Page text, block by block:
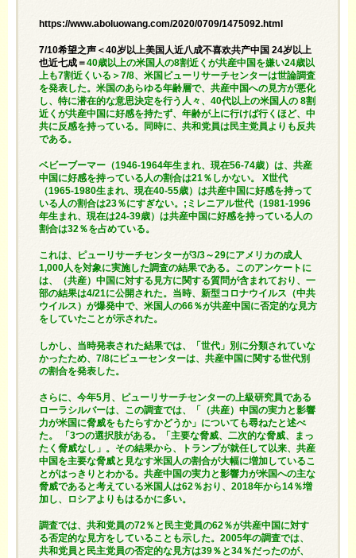
https://www.aboluowang.com/2020/0709/1475092.html
7/10希望之声＜40岁以上美国人近八成不喜欢共产中国 24岁以上
也近七成＝40歳以上の米国人の8割近くが共産中国を嫌い24歳以
上も7割近くいる＞7/8、米国ピューリサーチセンターは世論調査
を発表した。米国のあらゆる年齢層で、共産中国への見方が悪化
し、特に潜在的な意思決定を行う人々、40代以上の米国人の 8割
近くが共産中国に好感を持たず、年齢が上に行けば行くほど、中
共に反感を持っている。同時に、共和党員は民主党員よりも反共
である。
ベビーブーマー（1946-1964年生まれ、現在56-74歳）は、共産
中国に好感を持っている人の割合は21％しかない。 X世代
（1965-1980生まれ、現在40-55歳）は共産中国に好感を持って
いる人の割合は23％にすぎない。;ミレニアル世代（1981-1996
年生まれ、現在は24-39歳）は共産中国に好感を持っている人の
割合は32％を占めている。
これは、ピューリサーチセンターが3/3～29にアメリカの成人
1,000人を対象に実施した調査の結果である。このアンケートに
は、（共産）中国に対する見方に関する質問が含まれており、一
部の結果は4/21に公開された。当時、新型コロナウイルス（中共
ウイルス）が爆発中で、米国人の66％が共産中国に否定的な見方
をしていたことが示された。
しかし、当時発表された結果では、「世代」別に分類されていな
かったため、7/8にピューセンターは、共産中国に関する世代別
の割合を発表した。
さらに、今年5月、ピューリサーチセンターの上級研究員である
ローラシルバーは、この調査では、「（共産）中国の実力と影響
力が米国に脅威をもたらすかどうか」についても尋ねたと述べ
た。 「3つの選択肢がある。「主要な脅威、二次的な脅威、まっ
たく脅威なし」。その結果から、トランプが就任して以来、共産
中国を主要な脅威と見なす米国人の割合が大幅に増加しているこ
とがはっきりとわかる。共産中国の実力と影響力が米国への主な
脅威であると考えている米国人は62％おり、2018年から14％増
加し、ロシアよりもはるかに多い。
調査では、共和党員の72％と民主党員の62％が共産中国に対す
る否定的な見方をしていることも示した。2005年の調査では、
共和党員と民主党員の否定的な見方は39％と34％だったのが、